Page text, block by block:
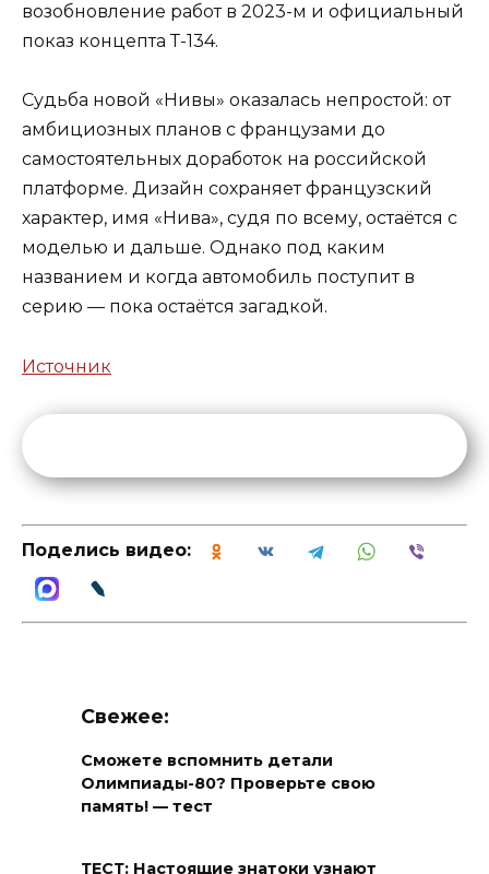
возобновление работ в 2023-м и официальный
показ концепта Т-134.
Судьба новой «Нивы» оказалась непростой: от
амбициозных планов с французами до
самостоятельных доработок на российской
платформе. Дизайн сохраняет французский
характер, имя «Нива», судя по всему, остаётся с
моделью и дальше. Однако под каким
названием и когда автомобиль поступит в
серию — пока остаётся загадкой.
Источник
Поделись видео:
Свежее:
Сможете вспомнить детали
Олимпиады-80? Проверьте свою
память! — тест
ТЕСТ: Настоящие знатоки узнают